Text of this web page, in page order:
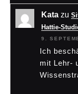
Kata zu
Hattie-
9.
Ich
mit Lehr-